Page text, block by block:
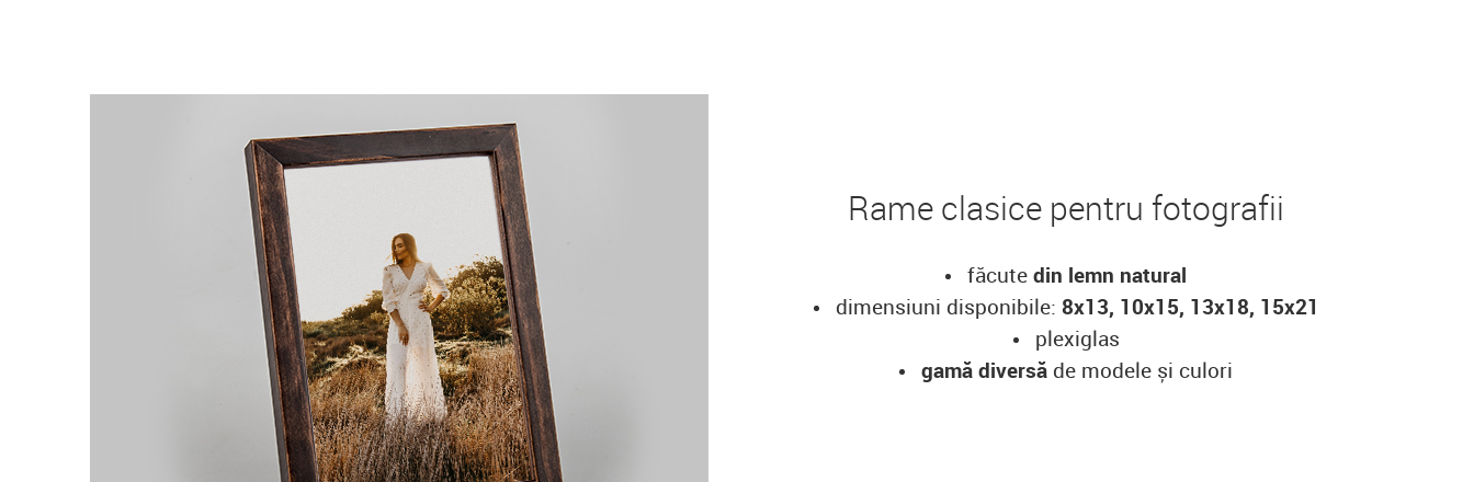
Rame clasice pentru fotografii
făcute din lemn natural
dimensiuni disponibile: 8x13, 10x15, 13x18, 15x21
plexiglas
gamă diversă de modele și culori